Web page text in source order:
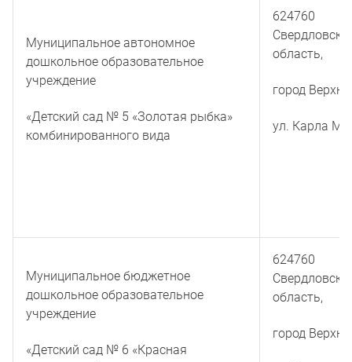
Муниципальное автономное
дошкольное образовательное
учреждение
«Детский сад № 5 «Золотая рыбка»
комбинированного вида
624760
область,
город
ул. Карла
Муниципальное бюджетное
дошкольное образовательное
учреждение
«Детский сад № 6 «Красная
624760
область,
город